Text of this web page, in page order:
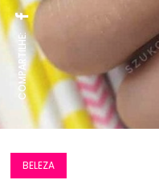
COMPARTILHE:
BELEZA